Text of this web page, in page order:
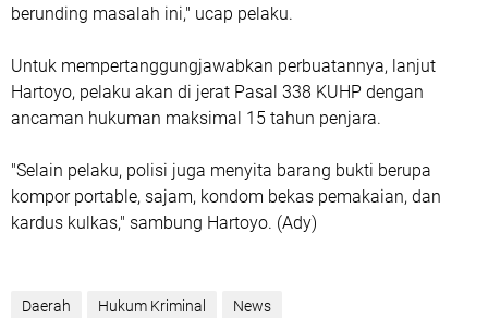
berunding masalah ini," ucap pelaku.
Untuk mempertanggungjawabkan perbuatannya, lanjut
Hartoyo, pelaku akan di jerat Pasal 338 KUHP dengan
ancaman hukuman maksimal 15 tahun penjara.
"Selain pelaku, polisi juga menyita barang bukti berupa
kompor portable, sajam, kondom bekas pemakaian, dan
kardus kulkas," sambung Hartoyo. (Ady)
Daerah Hukum Kriminal News